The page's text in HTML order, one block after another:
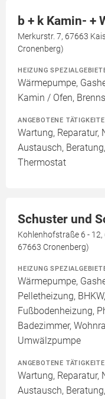
b + k Kamin- +
Merkurstr. 7, 67663
Cronenberg)
HEIZUNG
Wärmepumpe,
Kamin / Ofen,
ANGEBOTENE
Wartung,
Austausch,
Thermostat
Schuster und
Kohlenhofstraße 6 -
67663 Cronenberg)
HEIZUNG
Wärmepumpe,
Pelletheizung,
Fußbodenheizung,
Badezimmer,
Umwälzpumpe
ANGEBOTENE
Wartung,
Austausch,